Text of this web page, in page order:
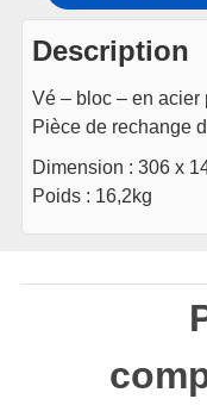
Description
Vé – bloc – en acier
Pièce de rechange
Dimension : 306 x
Poids : 16,2kg